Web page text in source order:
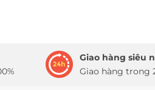
Giao hàng siêu
Giao hàng trong